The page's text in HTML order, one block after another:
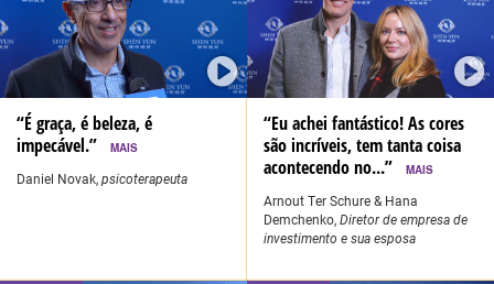
“É graça, é beleza, é
impecável.”
MAIS
Daniel Novak,psicoterapeuta
“Eu achei fantástico! As cores
são incríveis, tem tanta coisa
acontecendo no...”MAIS
Arnout Ter Schure & Hana
Demchenko,Diretor de empresa de
investimento e sua esposa